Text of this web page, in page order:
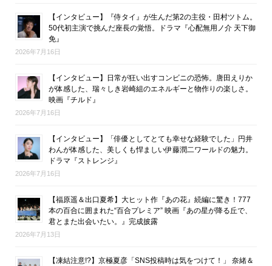
【インタビュー】『侍タイ』が生んだ第2の主役・田村ツトム。
50代初主演で挑んだ座長の覚悟。ドラマ『心配無用ノ介 天下御
免』
2026年7月16日
【インタビュー】日常が狂い出すコンビニの恐怖。唐田えりか
が体感した、瑞々しき岩崎組のエネルギーと物作りの楽しさ。
映画『チルド』
2026年7月16日
【インタビュー】「俳優としてとても幸せな経験でした」円井
わんが体感した、美しくも悍ましい伊藤潤二ワールドの魅力。
ドラマ『ストレンジ』
2026年7月16日
【福原遥＆出口夏希】大ヒット作『あの花』続編に驚き！777
本の百合に囲まれた“百合プレミア” 映画『あの星が降る丘で、
君とまた出会いたい。』完成披露
2026年7月13日
【凍結注意!?】京極夏彦「SNS投稿時は気をつけて！」 奈緒＆